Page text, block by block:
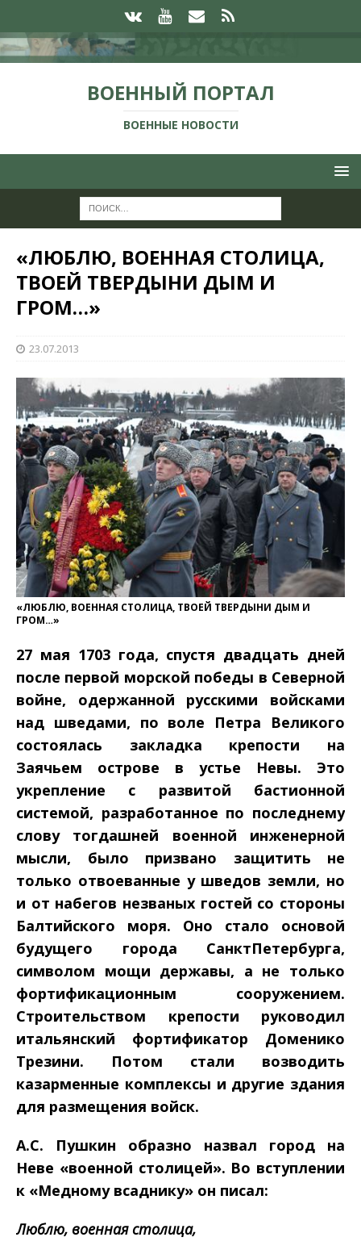
ВОЕННЫЙ ПОРТАЛ
ВОЕННЫЕ НОВОСТИ
«ЛЮБЛЮ, ВОЕННАЯ СТОЛИЦА,
ТВОЕЙ ТВЕРДЫНИ ДЫМ И
ГРОМ…»
23.07.2013
«ЛЮБЛЮ, ВОЕННАЯ СТОЛИЦА, ТВОЕЙ ТВЕРДЫНИ ДЫМ И
ГРОМ…»
27 мая 1703 года, спустя двадцать дней
после первой морской победы в Северной
войне, одержанной русскими войсками
над шведами, по воле Петра Великого
состоялась закладка крепости на
Заячьем острове в устье Невы. Это
укрепление с развитой бастионной
системой, разработанное по последнему
слову тогдашней военной инженерной
мысли, было призвано защитить не
только отвоеванные у шведов земли, но
и от набегов незваных гостей со стороны
Балтийского моря. Оно стало основой
будущего города Санкт­Петербурга,
символом мощи державы, а не только
фортификационным сооружением.
Строительством крепости руководил
итальянский фортификатор Доменико
Трезини. Потом стали возводить
казарменные комплексы и другие здания
для размещения войск.
А.С. Пушкин образно назвал город на
Неве «военной столицей». Во вступлении
к «Медному всаднику» он писал:
Люблю, военная столица,